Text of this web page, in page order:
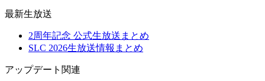
最新生放送
2周年記念 公式生放送まとめ
SLC 2026生放送情報まとめ
アップデート関連